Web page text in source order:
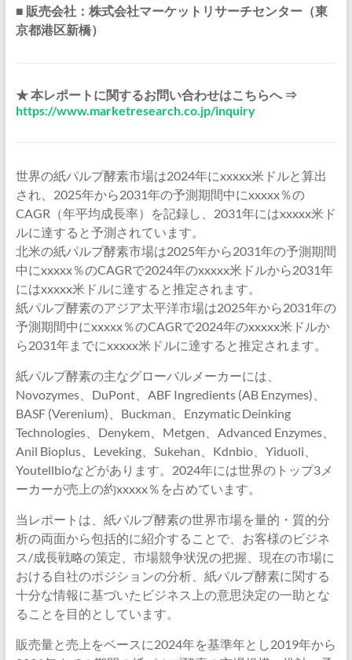
■ 販売会社：株式会社マーケットリサーチセンター（東
京都港区新橋）
★ 本レポートに関するお問い合わせはこちらへ ⇒
https://www.marketresearch.co.jp/inquiry
世界の紙パルプ酵素市場は2024年にxxxxx米ドルと算出
され、2025年から2031年の予測期間中にxxxxx％の
CAGR（年平均成長率）を記録し、2031年にはxxxxx米ド
ルに達すると予測されています。
北米の紙パルプ酵素市場は2025年から2031年の予測期間
中にxxxxx％のCAGRで2024年のxxxxx米ドルから2031年
にはxxxxx米ドルに達すると推定されます。
紙パルプ酵素のアジア太平洋市場は2025年から2031年の
予測期間中にxxxxx％のCAGRで2024年のxxxxx米ドルか
ら2031年までにxxxxx米ドルに達すると推定されます。
紙パルプ酵素の主なグローバルメーカーには、
Novozymes、DuPont、ABF Ingredients (AB Enzymes)、
BASF (Verenium)、Buckman、Enzymatic Deinking
Technologies、Denykem、Metgen、Advanced Enzymes、
Anil Bioplus、Leveking、Sukehan、Kdnbio、Yiduoli、
Youtellbioなどがあります。2024年には世界のトップ3メ
ーカーが売上の約xxxxx％を占めています。
当レポートは、紙パルプ酵素の世界市場を量的・質的分
析の両面から包括的に紹介することで、お客様のビジネ
ス/成長戦略の策定、市場競争状況の把握、現在の市場に
おける自社のポジションの分析、紙パルプ酵素に関する
十分な情報に基づいたビジネス上の意思決定の一助とな
ることを目的としています。
販売量と売上をベースに2024年を基準年とし2019年から